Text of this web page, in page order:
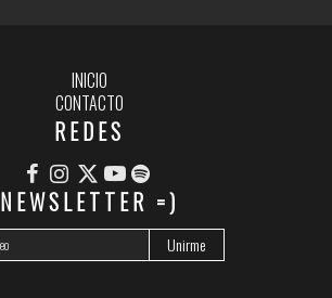
INICIO
CONTACTO
REDES
NEWSLETTER =)